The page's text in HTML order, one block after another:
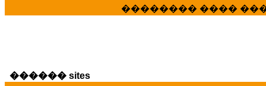
LavantiS :����� ���� ������� ���
������� ��������� ���� ������
�������� ����
������ sites